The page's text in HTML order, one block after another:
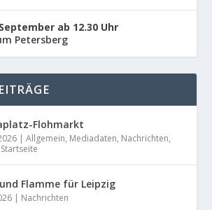
ab 12.30 Uhr
Petersberg
Flohmarkt
|Allgemein, Mediadaten, Nachrichten,
Startseite
Flamme für Leipzig
| Nachrichten